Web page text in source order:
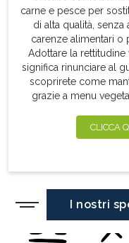
carne e pesce per
di alta qualità,
carenze alimentari o
Adottare la rettitudine
significa rinunciare al
scoprirete come
grazie a menu
CLICCA
I nostri